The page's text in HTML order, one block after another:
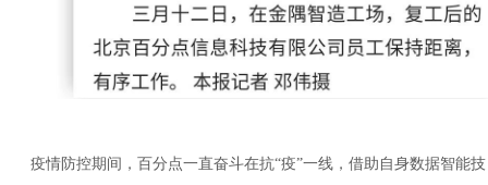
疫情防控期间，百分点一直奋斗在抗“疫”一线，借助自身数据智能技